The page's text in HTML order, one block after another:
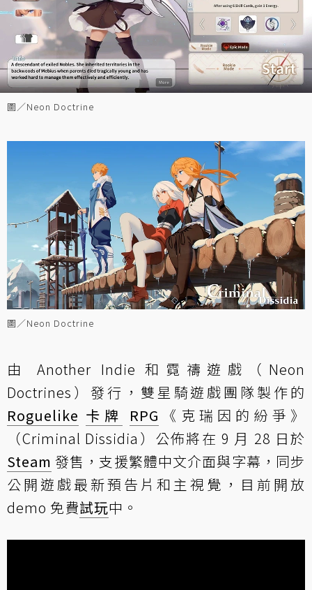
圖／Neon Doctrine
圖／Neon Doctrine
由 Another Indie 和霓禱遊戲（Neon
Doctrines）發行，雙星騎遊戲團隊製作的
Roguelike 卡牌 RPG 《克瑞因的紛爭》
（Criminal Dissidia）公佈將在 9 月 28 日於
Steam 發售，支援繁體中文介面與字幕，同步
公開遊戲最新預告片和主視覺，目前開放
demo 免費試玩中。